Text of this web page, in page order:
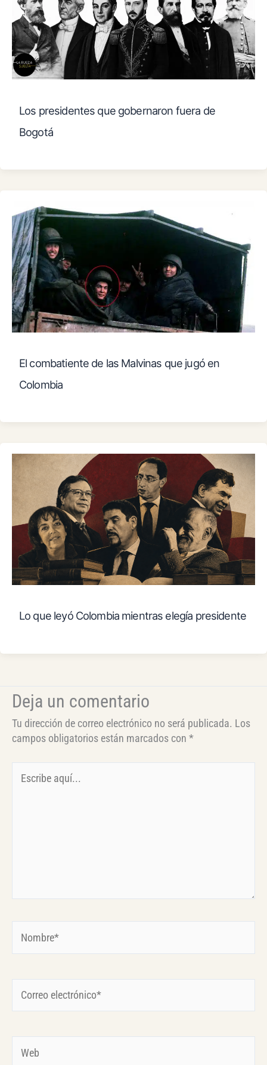
Los presidentes que gobernaron fuera de
Bogotá
El combatiente de las Malvinas que jugó en
Colombia
Lo que leyó Colombia mientras elegía presidente
Deja un comentario
Tu dirección de correo electrónico no será publicada. Los
campos obligatorios están marcados con *
aquí...
electrónico*